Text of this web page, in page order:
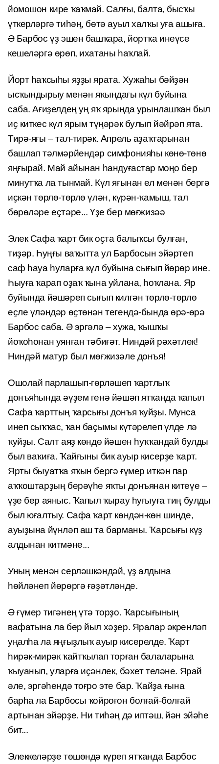
йомошон кире ҡаҡмай. Салғы, балта, бысҡы
үткерләргә тиһәң, бөтә ауыл халҡы уға ашыға.
Ә Барбос үҙ эшен башҡара, йортҡа инеүсе
кешеләргә өрөп, ихатаны һаҡлай.
Йорт һаҡсыһы яҙҙы ярата. Хужаһы бәйҙән
ысҡындырыу менән яҡындағы күл буйына
саба. Ағиҙелдең уң яҡ ярында урынлашҡан был
иҫ киткес күл ярым түңәрәк булып йәйрәп ята.
Тирә-яғы – тал-тирәк. Апрель аҙаҡтарынан
башлап тәлмәрйендәр симфонияһы көнө-төнө
яңғырай. Май айынан һандуғастар моңо бер
минутҡа ла тынмай. Күл яғынан ел менән бергә
иҫкән төрлө-төрлө үлән, күрән-ҡамыш, тал
бөрөләре еҫтәре... Үҙе бер мөғжизәә
Элек Сафа ҡарт бик оҫта балыҡсы булған,
тиҙәр. Һуңғы ваҡытта ул Барбосын эйәртеп
саф һауа һуларға күл буйына сығып йөрөр ине.
Һыуға ҡарап оҙаҡ ҡына уйлана, һоҡлана. Яр
буйында йәшәреп сығып килгән төрлө-төрлө
еҫле үләндәр өҫтөнән тегендә-бында өрә-өрә
Барбос саба. Ә эргәлә – хужа, ҡышҡы
йоҡоһонан уянған тәбиғәт. Ниндәй рәхәтлек!
Ниндәй матур был мөғжизәле донъя!
Ошолай парлашып-гөрләшеп ҡартлыҡ
донъяһында әүҙем генә йәшәп ятҡанда ҡапыл
Сафа ҡарттың ҡарсығы донъя ҡуйҙы. Мунса
инеп сыҡҡас, ҡан баҫымы күтәрелеп үлде лә
ҡуйҙы. Салт аяҙ көндө йәшен һуҡҡандай булды
был ваҡиға. Ҡайғыны бик ауыр кисерҙе ҡарт.
Ярты быуатҡа яҡын бергә ғүмер иткән пар
аҡҡоштарҙың берәүһе яҡты донъянан китеүе –
үҙе бер аяныс. Ҡапыл ҡырау һуғыуға тиң булды
был юғалтыу. Сафа ҡарт көндән-көн шиңде,
ауыҙына йүнләп аш та барманы. Ҡарсығы күҙ
алдынан китмәне...
Уның менән серләшкәндәй, үҙ алдына
һөйләнеп йөрөргә ғәҙәтләнде.
Ә ғүмер тигәнең үтә торҙо. Ҡарсығының
вафатына ла бер йыл хәҙер. Яралар әкренләп
уңалһа ла яңғыҙлыҡ ауыр кисерелде. Ҡарт
һирәк-мирәк ҡайтҡылап торған балаларына
ҡыуанып, уларға иҫәнлек, бәхет теләне. Ярай
әле, эргәһендә тоғро эте бар. Ҡайҙа ғына
барһа ла Барбосы ҡойроғон болғай-болғай
артынан эйәрҙе. Ни тиһәң дә иптәш, йән эйәһе
бит...
Элеккеләрҙе төшөндә күреп ятҡанда Барбос